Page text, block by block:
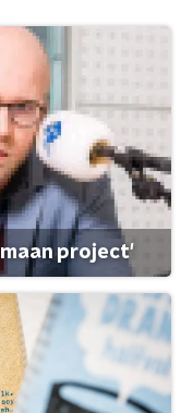
project'